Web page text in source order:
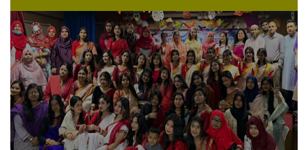
HOME
ABOUT US
FACULTIES
ACADEMICS